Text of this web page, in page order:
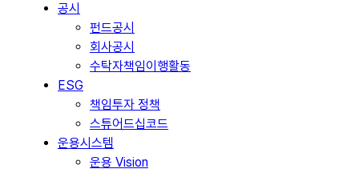
공시
펀드공시
회사공시
수탁자책임이행활동
ESG
책임투자 정책
스튜어드십코드
운용시스템
운용 Vision